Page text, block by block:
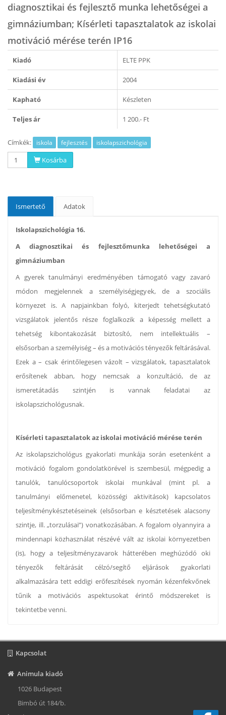
diagnosztikai és fejlesztő munka lehetőségei a
gimnáziumban; Kísérleti tapasztalatok az iskolai
motiváció mérése terén IP16
Kiadó ELTE PPK
Kiadási év 2004
Kapható Készleten
Teljes ár 1 200.- Ft
Címkék: iskola fejlesztés iskolapszichológia
Kosárba
Ismertető Adatok
Iskolapszichológia 16.
A diagnosztikai és fejlesztőmunka lehetőségei a
gimnáziumban
A gyerek tanulmányi eredményében támogató vagy zavaró
módon megjelennek a személyiségjegyek, de a szociális
környezet is. A napjainkban folyó, kiterjedt tehetségkutató
vizsgálatok jelentős része foglalkozik a képesség mellett a
tehetség kibontakozását biztosító, nem intellektuális –
elsősorban a személyiség – és a motivációs tényezők feltárásával.
Ezek a – csak érintőlegesen vázolt – vizsgálatok, tapasztalatok
erősítenek abban, hogy nemcsak a konzultáció, de az
ismeretátadás szintjén is vannak feladatai az
iskolapszichológusnak.
Kísérleti tapasztalatok az iskolai motiváció mérése terén
Az iskolapszichológus gyakorlati munkája során esetenként a
motiváció fogalom gondolatkörével is szembesül, mégpedig a
tanulók, tanulócsoportok iskolai munkával (mint pl. a
tanulmányi előmenetel, közösségi aktivitások) kapcsolatos
teljesítménykésztetéseinek (elsősorban e késztetések alacsony
szintje, ill. „torzulásai”) vonatkozásában. A fogalom olyannyira a
mindennapi közhasználat részévé vált az iskolai környezetben
(is), hogy a teljesítményzavarok hátterében meghúzódó oki
tényezők feltárását célzó/segítő eljárások gyakorlati
alkalmazására tett eddigi erőfeszítések nyomán kézenfekvőnek
tűnik a motivációs aspektusokat érintő módszereket is
tekintetbe venni.
Kapcsolat
Animula kiadó
1026 Budapest
Bimbó út 184/b.